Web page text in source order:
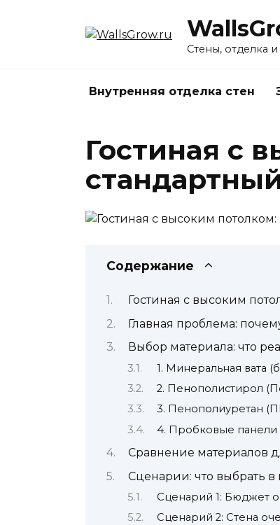
Стены, отделка
Внутренняя отделка стен
Гостиная с
Содержание
Гостиная с высоким
Главная проблема:
Выбор материала: что
1. Минеральная вата
2. Пенополистирол
3. Пенополиуретан
4. Пробковые панели
Сравнение материалов
Сценарии: что выбрать
Сценарий 1: Бюджет
Сценарий 2: Стена